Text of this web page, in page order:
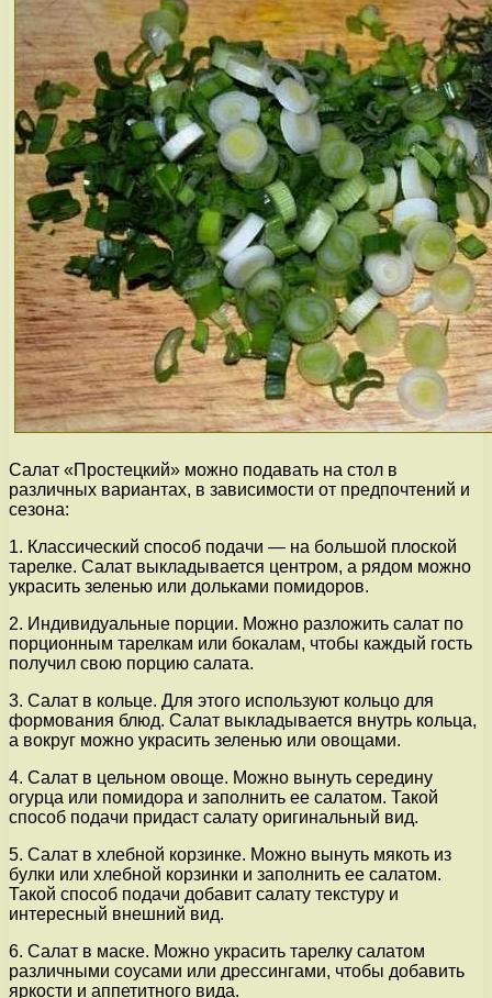
Салат «Простецкий» можно подавать на стол в
различных вариантах, в зависимости от предпочтений и
сезона:
1. Классический способ подачи — на большой плоской
тарелке. Салат выкладывается центром, а рядом можно
украсить зеленью или дольками помидоров.
2. Индивидуальные порции. Можно разложить салат по
порционным тарелкам или бокалам, чтобы каждый гость
получил свою порцию салата.
3. Салат в кольце. Для этого используют кольцо для
формования блюд. Салат выкладывается внутрь кольца,
а вокруг можно украсить зеленью или овощами.
4. Салат в цельном овоще. Можно вынуть середину
огурца или помидора и заполнить ее салатом. Такой
способ подачи придаст салату оригинальный вид.
5. Салат в хлебной корзинке. Можно вынуть мякоть из
булки или хлебной корзинки и заполнить ее салатом.
Такой способ подачи добавит салату текстуру и
интересный внешний вид.
6. Салат в маске. Можно украсить тарелку салатом
различными соусами или дрессингами, чтобы добавить
яркости и аппетитного вида.